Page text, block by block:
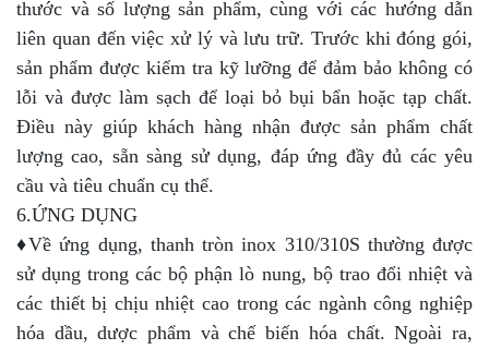
thước và số lượng sản phẩm, cùng với các hướng dẫn
liên quan đến việc xử lý và lưu trữ. Trước khi đóng gói,
sản phẩm được kiểm tra kỹ lưỡng để đảm bảo không có
lỗi và được làm sạch để loại bỏ bụi bẩn hoặc tạp chất.
Điều này giúp khách hàng nhận được sản phẩm chất
lượng cao, sẵn sàng sử dụng, đáp ứng đầy đủ các yêu
cầu và tiêu chuẩn cụ thể.
6.ỨNG DỤNG
♦Về ứng dụng, thanh tròn inox 310/310S thường được
sử dụng trong các bộ phận lò nung, bộ trao đổi nhiệt và
các thiết bị chịu nhiệt cao trong các ngành công nghiệp
hóa dầu, dược phẩm và chế biến hóa chất. Ngoài ra,